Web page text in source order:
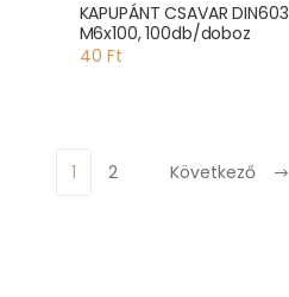
KAPUPÁNT CSAVAR DIN603
M6x100, 100db/doboz
40 Ft
1 2 Következő